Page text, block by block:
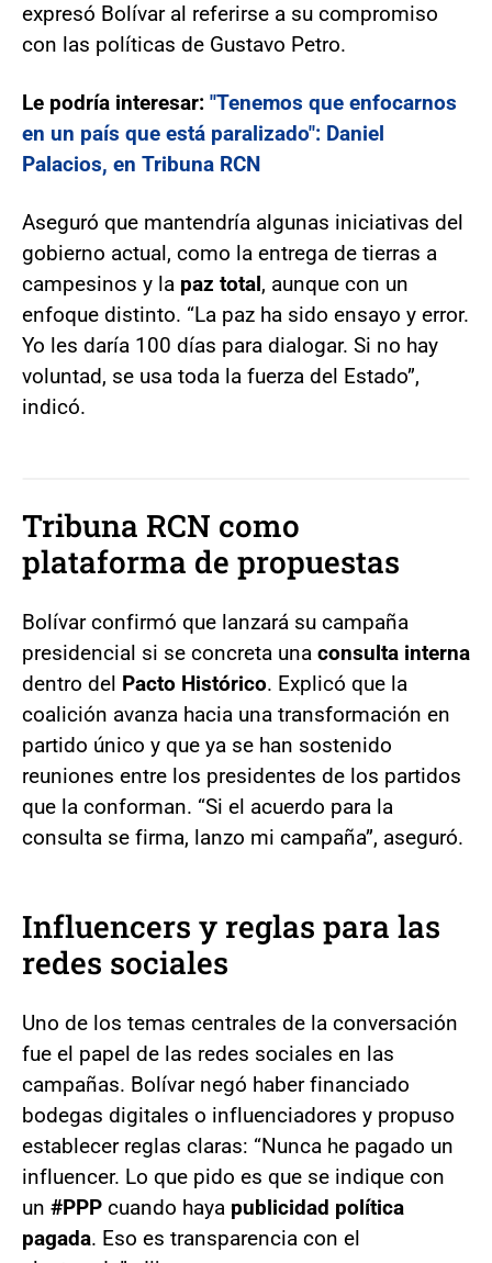
expresó Bolívar al referirse a su compromiso
con las políticas de Gustavo Petro.
Le podría interesar: "Tenemos que enfocarnos
en un país que está paralizado": Daniel
Palacios, en Tribuna RCN
Aseguró que mantendría algunas iniciativas del
gobierno actual, como la entrega de tierras a
campesinos y la paz total, aunque con un
enfoque distinto. “La paz ha sido ensayo y error.
Yo les daría 100 días para dialogar. Si no hay
voluntad, se usa toda la fuerza del Estado”,
indicó.
Tribuna RCN como
plataforma de propuestas
Bolívar confirmó que lanzará su campaña
presidencial si se concreta una consulta interna
dentro del Pacto Histórico. Explicó que la
coalición avanza hacia una transformación en
partido único y que ya se han sostenido
reuniones entre los presidentes de los partidos
que la conforman. “Si el acuerdo para la
consulta se firma, lanzo mi campaña”, aseguró.
Influencers y reglas para las
redes sociales
Uno de los temas centrales de la conversación
fue el papel de las redes sociales en las
campañas. Bolívar negó haber financiado
bodegas digitales o influenciadores y propuso
establecer reglas claras: “Nunca he pagado un
influencer. Lo que pido es que se indique con
un #PPP cuando haya publicidad política
pagada. Eso es transparencia con el